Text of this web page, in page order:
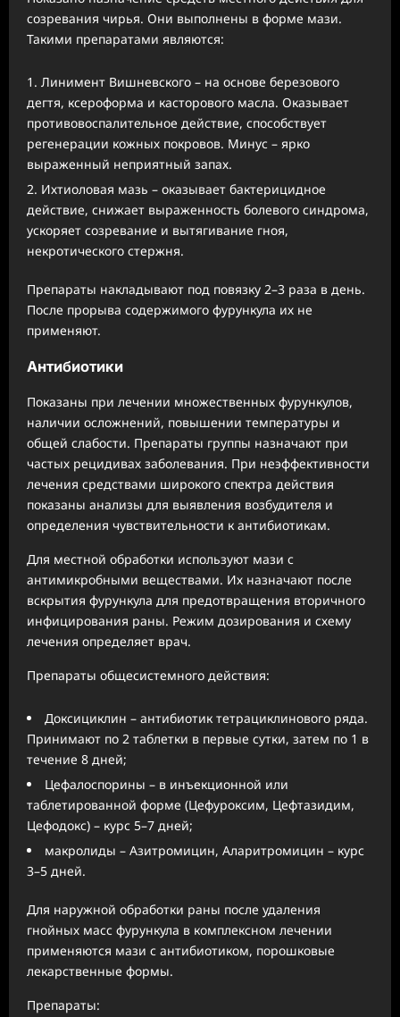
созревания чирья. Они выполнены в форме мази.
Такими препаратами являются:
Линимент Вишневского – на основе березового
дегтя, ксероформа и касторового масла. Оказывает
противовоспалительное действие, способствует
регенерации кожных покровов. Минус – ярко
выраженный неприятный запах.
Ихтиоловая мазь – оказывает бактерицидное
действие, снижает выраженность болевого синдрома,
ускоряет созревание и вытягивание гноя,
некротического стержня.
Препараты накладывают под повязку 2–3 раза в день.
После прорыва содержимого фурункула их не
применяют.
Антибиотики
Показаны при лечении множественных фурункулов,
наличии осложнений, повышении температуры и
общей слабости. Препараты группы назначают при
частых рецидивах заболевания. При неэффективности
лечения средствами широкого спектра действия
показаны анализы для выявления возбудителя и
определения чувствительности к антибиотикам.
Для местной обработки используют мази с
антимикробными веществами. Их назначают после
вскрытия фурункула для предотвращения вторичного
инфицирования раны. Режим дозирования и схему
лечения определяет врач.
Препараты общесистемного действия:
Доксициклин – антибиотик тетрациклинового ряда.
Принимают по 2 таблетки в первые сутки, затем по 1 в
течение 8 дней;
Цефалоспорины – в инъекционной или
таблетированной форме (Цефуроксим, Цефтазидим,
Цефодокс) – курс 5–7 дней;
макролиды – Азитромицин, Аларитромицин – курс
3–5 дней.
Для наружной обработки раны после удаления
гнойных масс фурункула в комплексном лечении
применяются мази с антибиотиком, порошковые
лекарственные формы.
Препараты: